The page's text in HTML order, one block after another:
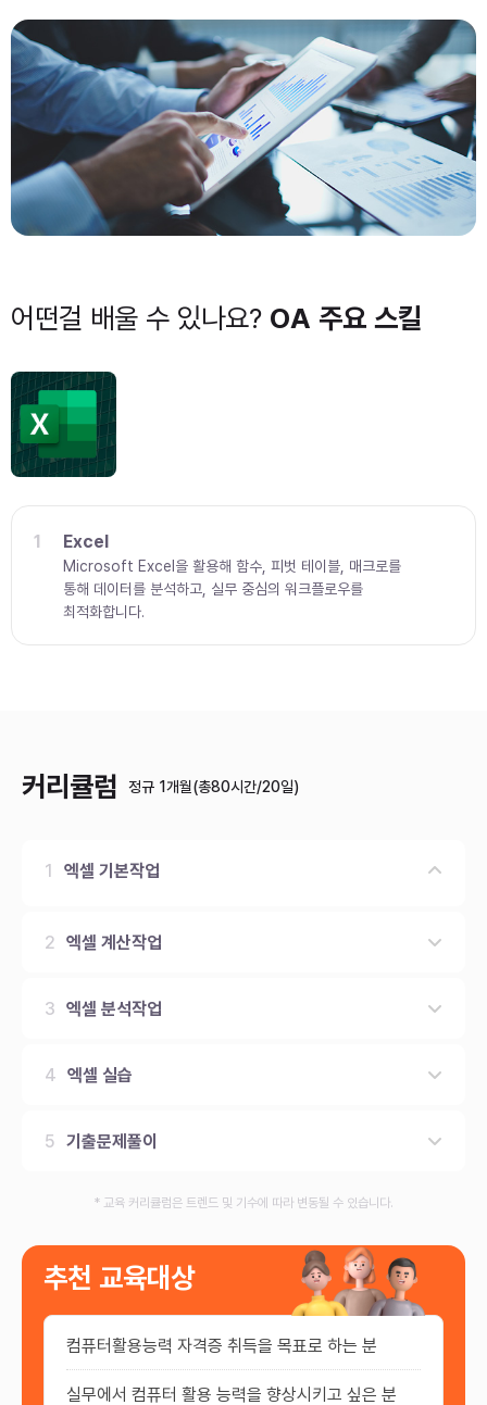
어떤걸 배울 수 있나요? OA 주요 스킬
1 Excel
Microsoft Excel을 활용해 함수, 피벗 테이블, 매크로를
통해 데이터를 분석하고, 실무 중심의 워크플로우를
최적화합니다.
커리큘럼 정규 1개월(총80시간/20일)
1 엑셀 기본작업
2 엑셀 계산작업
3 엑셀 분석작업
4 엑셀 실습
5 기출문제풀이
* 교육 커리큘럼은 트렌드 및 기수에 따라 변동될 수 있습니다.
추천 교육대상
컴퓨터활용능력 자격증 취득을 목표로 하는 분
실무에서 컴퓨터 활용 능력을 향상시키고 싶은 분